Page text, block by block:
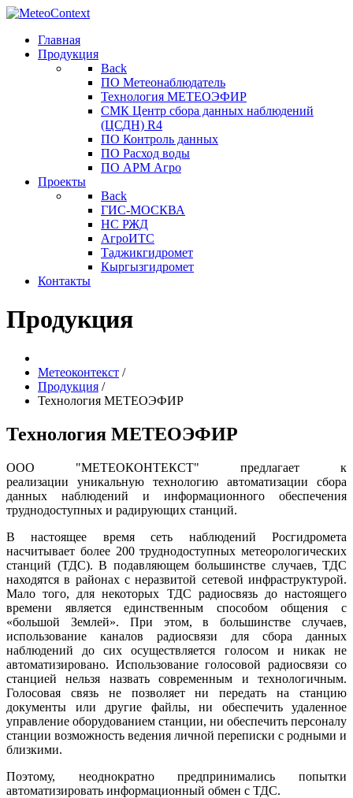
Главная
Продукция
Back
ПО Метеонаблюдатель
Технология МЕТЕОЭФИР
СМК Центр сбора данных наблюдений
(ЦСДН) R4
ПО Контроль данных
ПО Расход воды
ПО АРМ Агро
Проекты
Back
ГИС-МОСКВА
НС РЖД
АгроИТС
Таджикгидромет
Кыргызгидромет
Контакты
Продукция
Метеоконтекст /
Продукция /
Технология МЕТЕОЭФИР
Технология МЕТЕОЭФИР
ООО "МЕТЕОКОНТЕКСТ" предлагает к
реализации уникальную технологию автоматизации сбора
данных наблюдений и информационного обеспечения
труднодоступных и радирующих станций.
В настоящее время сеть наблюдений Росгидромета
насчитывает более 200 труднодоступных метеорологических
станций (ТДС). В подавляющем большинстве случаев, ТДС
находятся в районах с неразвитой сетевой инфраструктурой.
Мало того, для некоторых ТДС радиосвязь до настоящего
времени является единственным способом общения с
«большой Землей». При этом, в большинстве случаев,
использование каналов радиосвязи для сбора данных
наблюдений до сих осуществляется голосом и никак не
автоматизировано. Использование голосовой радиосвязи со
станцией нельзя назвать современным и технологичным.
Голосовая связь не позволяет ни передать на станцию
документы или другие файлы, ни обеспечить удаленное
управление оборудованием станции, ни обеспечить персоналу
станции возможность ведения личной переписки с родными и
близкими.
Поэтому, неоднократно предпринимались попытки
автоматизировать информационный обмен с ТДС.